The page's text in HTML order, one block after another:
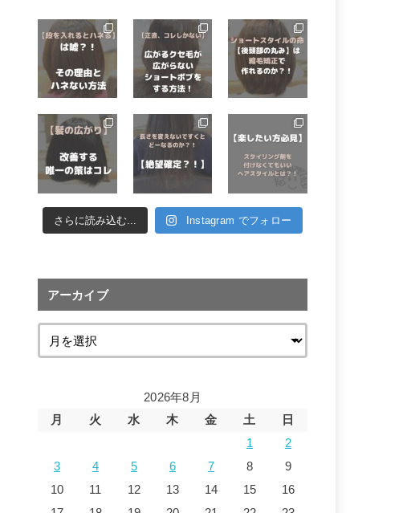
さらに読み込む... Instagram でフォロー
アーカイブ
2026年8月
月
火 水 木 金 土
日
1
2
3
4 5 6 7 8
9
10
11 12 13 14 15
16